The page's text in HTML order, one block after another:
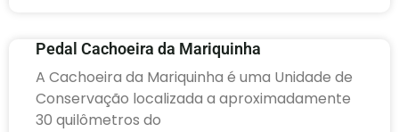
Pedal Cachoeira da Mariquinha
A Cachoeira da Mariquinha é uma Unidade de
Conservação localizada a aproximadamente
30 quilômetros do